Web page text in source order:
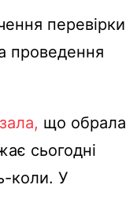
перевірки
проведення
що обрала
сьогодні
коли. У